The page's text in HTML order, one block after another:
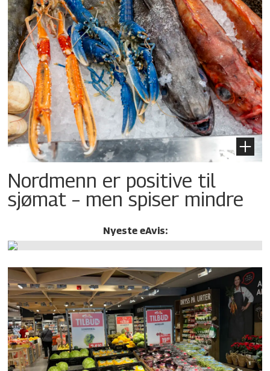
Nordmenn er positive til
sjømat – men spiser mindre
Nyeste eAvis: